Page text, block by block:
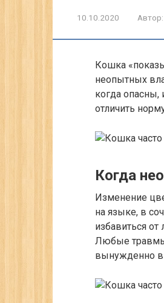
10.10.2020 Автор:
Кошка
неопытных
когда опасны,
отличить
Когда
Изменение
на языке, в
избавиться
Любые травмы
вынужденно